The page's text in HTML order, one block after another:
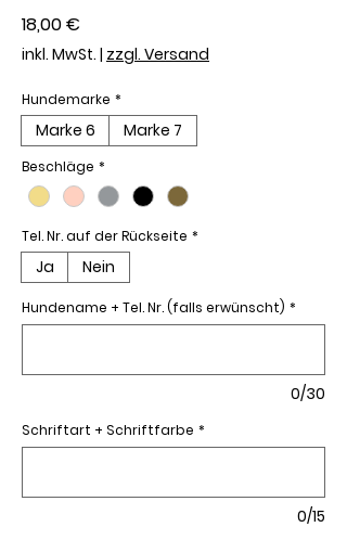
18,00 €
inkl. MwSt. | zzgl. Versand
Hundemarke *
Marke 6 Marke 7
Beschläge *
Tel. Nr. auf der Rückseite *
Ja Nein
Hundename + Tel. Nr. (falls erwünscht) *
0/30
Schriftart + Schriftfarbe *
0/15